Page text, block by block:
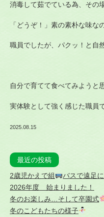
消毒して茹でている為、その
「どうぞ！」素の素朴な味
職員でしたが、パクッ！と自
自分で育てて食べてみようと
実体験として強く感じた職員
2025.08.15
最近の投稿
2歳児かえで組
バスで遠足に
2026年度 始まりました！
冬のお楽しみ…そして卒園式
冬のこどもたちの様子